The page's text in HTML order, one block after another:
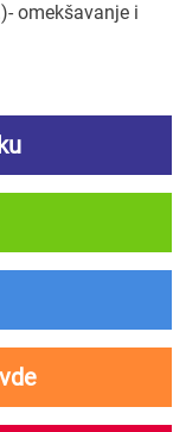
omekšavanje i